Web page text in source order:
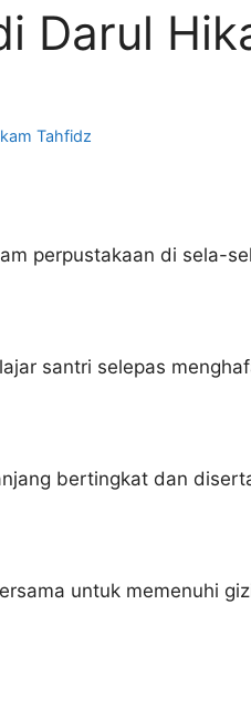
Darul
Tahfidz
perpustakaan di sela-
santri selepas
bertingkat dan
untuk memenuhi